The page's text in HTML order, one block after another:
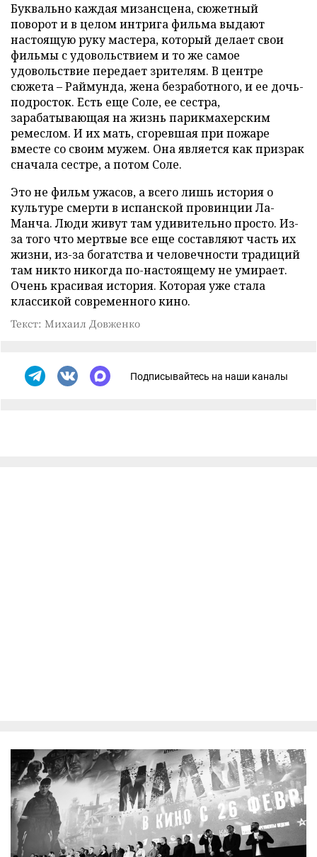
Буквально каждая мизансцена, сюжетный
поворот и в целом интрига фильма выдают
настоящую руку мастера, который делает свои
фильмы с удовольствием и то же самое
удовольствие передает зрителям. В центре
сюжета – Раймунда, жена безработного, и ее дочь-
подросток. Есть еще Соле, ее сестра,
зарабатывающая на жизнь парикмахерским
ремеслом. И их мать, сгоревшая при пожаре
вместе со своим мужем. Она является как призрак
сначала сестре, а потом Соле.
Это не фильм ужасов, а всего лишь история о
культуре смерти в испанской провинции Ла-
Манча. Люди живут там удивительно просто. Из-
за того что мертвые все еще составляют часть их
жизни, из-за богатства и человечности традиций
там никто никогда по-настоящему не умирает.
Очень красивая история. Которая уже стала
классикой современного кино.
Текст: Михаил Довженко
Подписывайтесь на наши каналы